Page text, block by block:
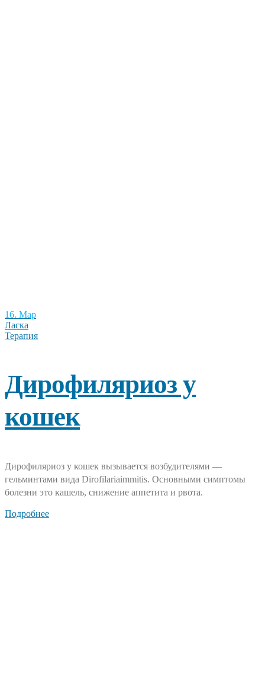
16. Мар
Ласка
Терапия
Дирофиляриоз у
кошек
Дирофиляриоз у кошек вызывается возбудителями —
гельминтами вида Dirofilariaimmitis. Основными симптомы
болезни это кашель, снижение аппетита и рвота.
Подробнее